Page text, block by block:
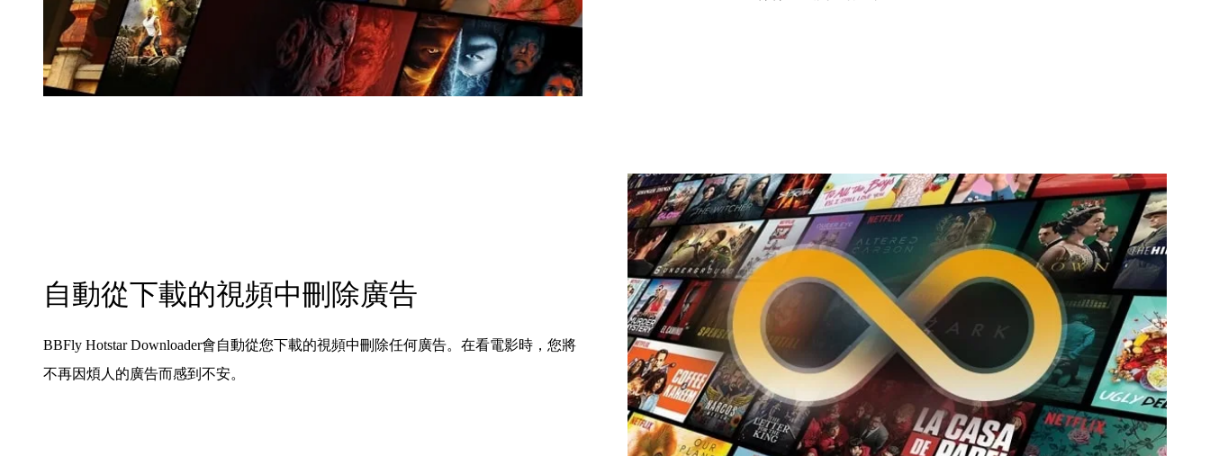
自動從下載的視頻中刪除廣告
BBFly Hotstar Downloader會自動從您​​下載的視頻中刪除任何廣告。在看電影時，您將
不再因煩人的廣告而感到不安。